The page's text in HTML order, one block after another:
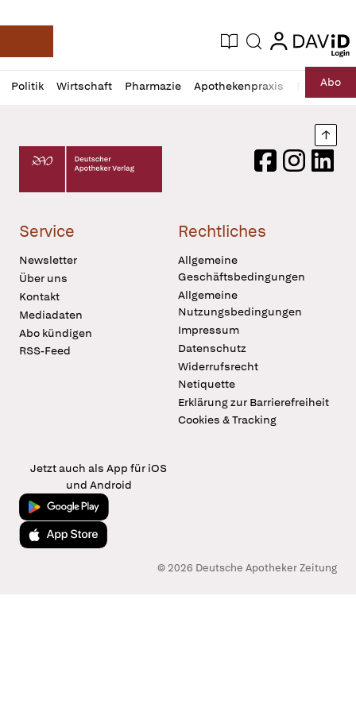
Deutsche Apotheker Zeitung
Aktuelle Ausgabe
Suche login
login
Politik Wirtschaft Pharmazie Apothekenpraxis RechtAbo
Profil
öffnen
Daz
Pur
Deutscher Apotheker Verlag Logo
FacebookInstagram
Service
Newsletter
Über uns
Kontakt
Mediadaten
Abo kündigen
RSS-Feed
Rechtliches
Allgemeine
Geschäftsbedingungen
Allgemeine
Nutzungsbedingungen
Impressum
Datenschutz
Widerrufsrecht
Netiquette
Erklärung zur Barrierefreiheit
Cookies & Tracking
Jetzt auch als App für iOS
und Android
Jetzt bei Google Play
Laden im App Store
© 2026 Deutsche Apotheker Zeitung